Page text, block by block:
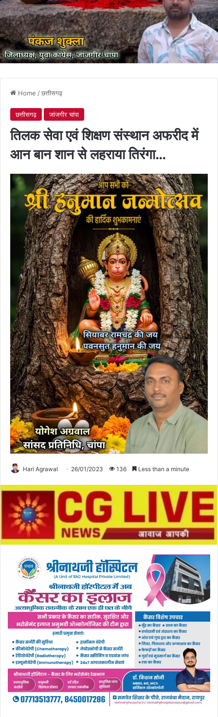
Home /छत्तीसगढ़
छत्तीसगढ़ जांजगीर चांपा
तिलक सेवा एवं शिक्षण संस्थान अफरीद में
आन बान शान से लहराया तिरंगा…
Hari Agrawal 26/01/2023 136 Less than a minute